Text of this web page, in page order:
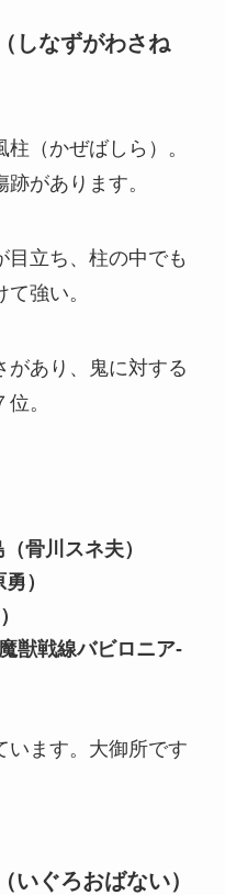
しなずがわさね
柱（かぜばしら）。
があります。
目立ち、柱の中でも
強い。
があり、鬼に対する
。
骨川スネ夫）
）
獣戦線バビロニア-
います。大御所です
ぐろおばない）